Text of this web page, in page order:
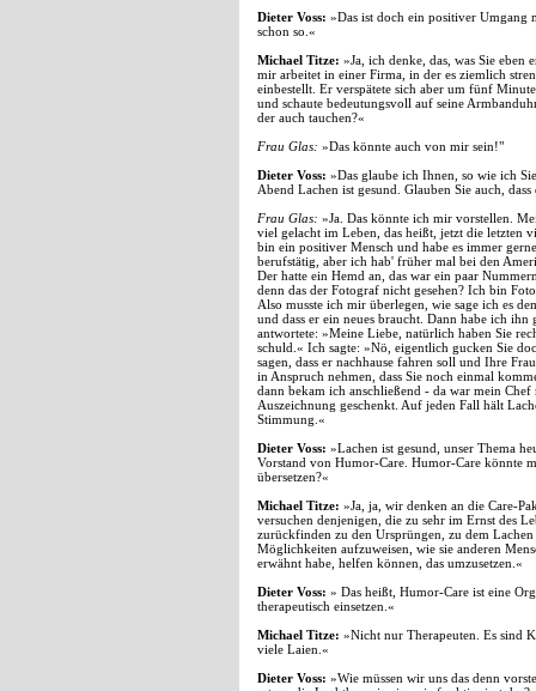
Dieter Voss: »Das ist doch ein positiver Umgang
schon so.«
Michael Titze: »Ja, ich denke, das, was Sie
mir arbeitet in einer Firma, in der es ziemlich
einbestellt. Er verspätete sich aber um fünf
und schaute bedeutungsvoll auf seine
der auch tauchen?«
Frau Glas: »Das könnte auch von mir sein!"
Dieter Voss: »Das glaube ich Ihnen, so wie ich
Abend Lachen ist gesund. Glauben Sie auch,
Frau Glas: »Ja. Das könnte ich mir vorstellen.
viel gelacht im Leben, das heißt, jetzt die letzten
bin ein positiver Mensch und habe es immer
berufstätig, aber ich hab' früher mal bei den
Der hatte ein Hemd an, das war ein paar
denn das der Fotograf nicht gesehen? Ich bin
Also musste ich mir überlegen, wie sage ich es
und dass er ein neues braucht. Dann habe ich
antwortete: »Meine Liebe, natürlich haben Sie
schuld.« Ich sagte: »Nö, eigentlich gucken Sie
sagen, dass er nachhause fahren soll und Ihre
in Anspruch nehmen, dass Sie noch einmal
dann bekam ich anschließend - da war mein
Auszeichnung geschenkt. Auf jeden Fall hält
Stimmung.«
Dieter Voss: »Lachen ist gesund, unser Thema
Vorstand von Humor-Care. Humor-Care könnte
übersetzen?«
Michael Titze: »Ja, ja, wir denken an die Care-
versuchen denjenigen, die zu sehr im Ernst des
zurückfinden zu den Ursprüngen, zu dem
Möglichkeiten aufzuweisen, wie sie anderen
erwähnt habe, helfen können, das umzusetzen.«
Dieter Voss: » Das heißt, Humor-Care ist eine
therapeutisch einsetzen.«
Michael Titze: »Nicht nur Therapeuten. Es sind
viele Laien.«
Dieter Voss: »Wie müssen wir uns das denn